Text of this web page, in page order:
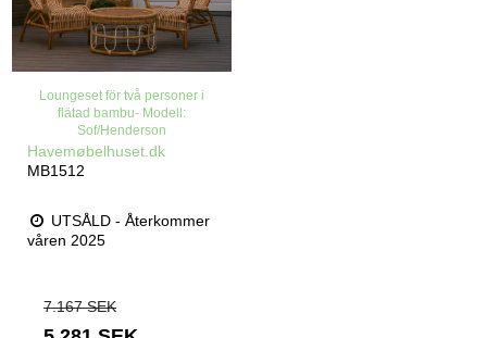
Loungeset för två personer i
flätad bambu- Modell:
Sof/Henderson
Havemøbelhuset.dk
MB1512
UTSÅLD - Återkommer
våren 2025
7.167 SEK